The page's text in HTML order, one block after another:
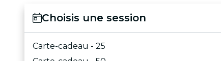
Choisis une session
Carte-cadeau - 25